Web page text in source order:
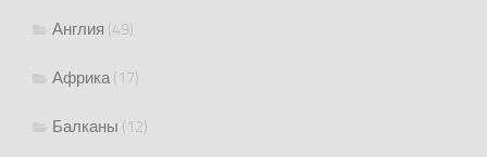
Англия (49)
Африка(17)
Балканы (12)